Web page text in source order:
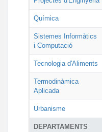
DEPARTAMENTS
Química
Sistemes Informàtics
i Computació
Tecnologia d'Aliments
Termodinàmica
Aplicada
Urbanisme